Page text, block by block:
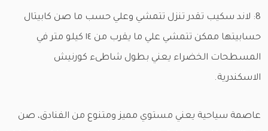
8: لاند سكيب تقدر تنزل تتمشي وعلي حسب ما صن كابيتال
حسابيتها ممكن تتمشي علي ما يقرب من ١٤ كيلو متر في
المسطحات الخضراء يعني بطول شاطىء كورنيش
الاسكندرية.
عاصمة سياحية يعني مستوي مميز ومتنوع من الفنادق، صن